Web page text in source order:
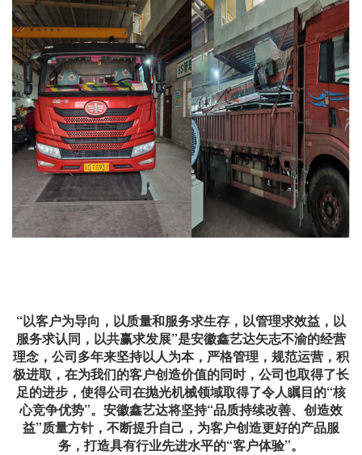
“以客户为导向，以质量和服务求生存，以管理求效益，以
服务求认同，以共赢求发展”是安徽鑫艺达矢志不渝的经营
理念，公司多年来坚持以人为本，严格管理，规范运营，积
极进取，在为我们的客户创造价值的同时，公司也取得了长
足的进步，使得公司在抛光机械领域取得了令人瞩目的“核
心竞争优势”。安徽鑫艺达将坚持“品质持续改善、创造效
益”质量方针，不断提升自己，为客户创造更好的产品服
务，打造具有行业先进水平的“客户体验”。